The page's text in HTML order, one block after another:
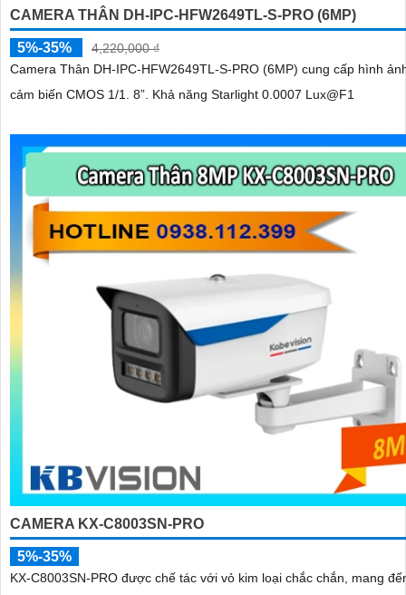
CAMERA THÂN DH-IPC-HFW2649TL-S-PRO (6MP)
5%-35%
4,220,000 ₫
Camera Thân DH-IPC-HFW2649TL-S-PRO (6MP) cung cấp hình
cảm biến CMOS 1/1. 8”. Khả năng Starlight 0.0007 Lux@F1
CAMERA KX-C8003SN-PRO
5%-35%
KX-C8003SN-PRO được chế tác với vỏ kim loại chắc chắn, mang